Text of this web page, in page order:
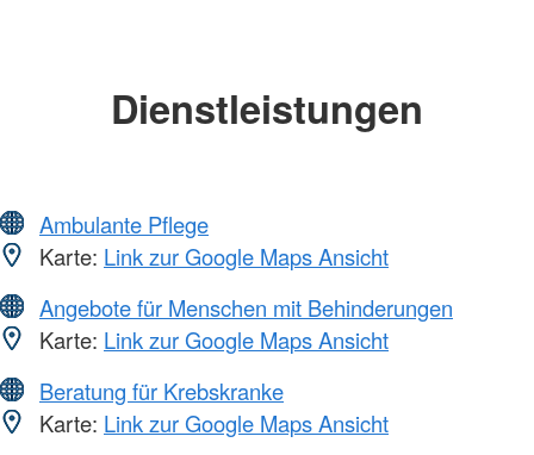
Dienstleistungen
Ambulante Pflege
Karte: Link zur Google Maps Ansicht
Angebote für Menschen mit Behinderungen
Karte: Link zur Google Maps Ansicht
Beratung für Krebskranke
Karte: Link zur Google Maps Ansicht